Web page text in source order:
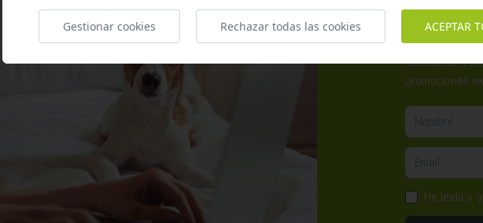
Suscríbete a
promociones
He leído y
Gestionar cookies Rechazar todas las cookies ACEPTAR